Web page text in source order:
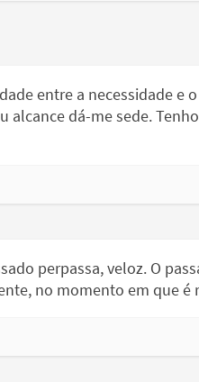
entre a necessidade e
alcance dá-me sede.
perpassa, veloz. O
no momento em que é